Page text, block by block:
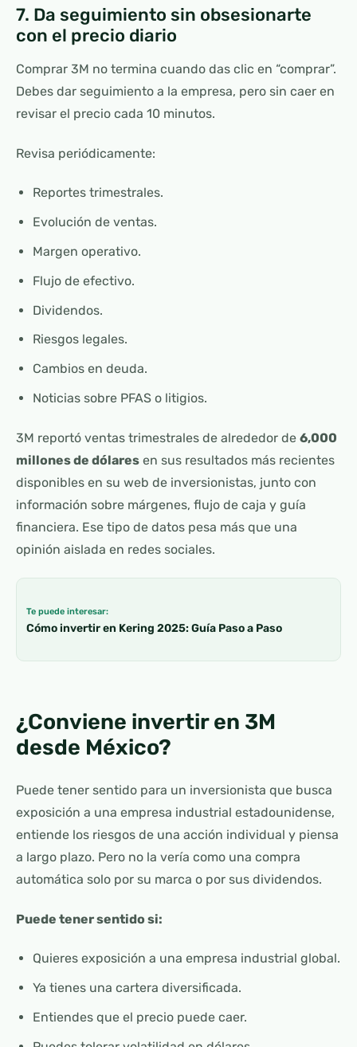
7. Da seguimiento sin obsesionarte
con el precio diario
Comprar 3M no termina cuando das clic en “comprar”.
Debes dar seguimiento a la empresa, pero sin caer en
revisar el precio cada 10 minutos.
Revisa periódicamente:
Reportes trimestrales.
Evolución de ventas.
Margen operativo.
Flujo de efectivo.
Dividendos.
Riesgos legales.
Cambios en deuda.
Noticias sobre PFAS o litigios.
3M reportó ventas trimestrales de alrededor de 6,000
millones de dólares en sus resultados más recientes
disponibles en su web de inversionistas, junto con
información sobre márgenes, flujo de caja y guía
financiera. Ese tipo de datos pesa más que una
opinión aislada en redes sociales.
Te puede interesar:
Cómo invertir en Kering 2025: Guía Paso a Paso
¿Conviene invertir en 3M
desde México?
Puede tener sentido para un inversionista que busca
exposición a una empresa industrial estadounidense,
entiende los riesgos de una acción individual y piensa
a largo plazo. Pero no la vería como una compra
automática solo por su marca o por sus dividendos.
Puede tener sentido si:
Quieres exposición a una empresa industrial global.
Ya tienes una cartera diversificada.
Entiendes que el precio puede caer.